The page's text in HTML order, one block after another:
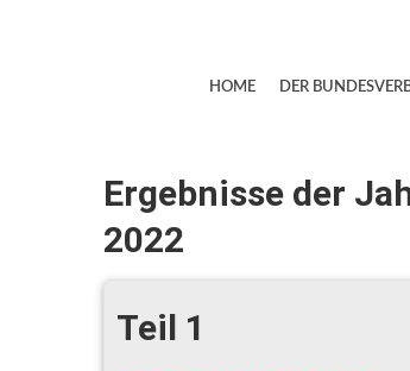
HOME DER
Ergebnisse der
2022
Teil 1